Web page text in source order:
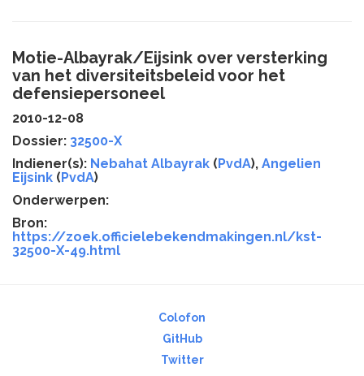
Motie-Albayrak/Eijsink over versterking
van het diversiteitsbeleid voor het
defensiepersoneel
2010-12-08
Dossier: 32500-X
Indiener(s): Nebahat Albayrak (PvdA), Angelien
Eijsink (PvdA)
Onderwerpen:
Bron:
https://zoek.officielebekendmakingen.nl/kst-
32500-X-49.html
Colofon
GitHub
Twitter